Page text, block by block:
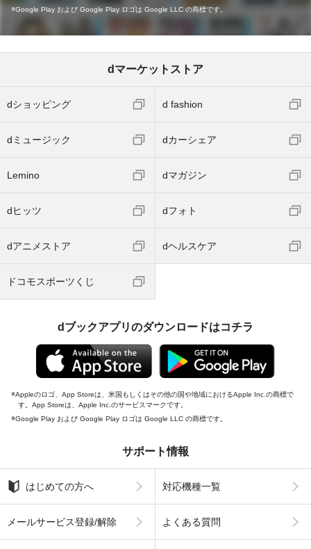
Google Play および Google Play ロゴは Google LLC の商標です。
dマーケットストア
dショッピング d fashion
dミュージック dカーシェア
Lemino dマガジン
dヒッツ dフォト
dアニメストア dヘルスケア
ドコモスポーツくじ
dブックアプリのダウンロードはコチラ
Appleのロゴ、App Storeは、米国もしくはその他の国や地域におけるApple Inc.の商標で
す。App Storeは、Apple Inc.のサービスマークです。
Google Play および Google Play ロゴは Google LLC の商標です。
サポート情報
はじめての方へ 対応機種一覧
メールサービス登録/解除 よくある質問